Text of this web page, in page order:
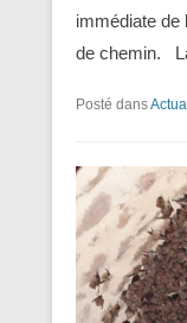
immédiate de
de chemin.
Posté dans